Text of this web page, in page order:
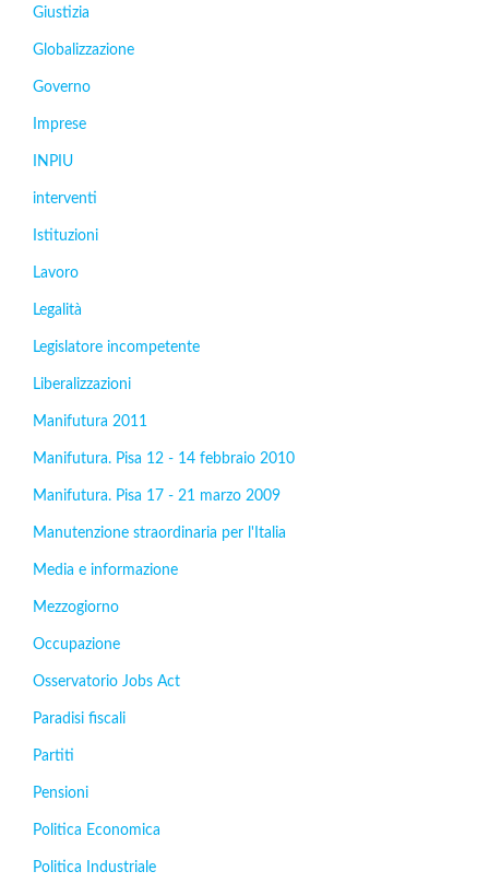
Giustizia
Globalizzazione
Governo
Imprese
INPIU
interventi
Istituzioni
Lavoro
Legalità
Legislatore incompetente
Liberalizzazioni
Manifutura 2011
Manifutura. Pisa 12 - 14 febbraio 2010
Manifutura. Pisa 17 - 21 marzo 2009
Manutenzione straordinaria per l'Italia
Media e informazione
Mezzogiorno
Occupazione
Osservatorio Jobs Act
Paradisi fiscali
Partiti
Pensioni
Politica Economica
Politica Industriale